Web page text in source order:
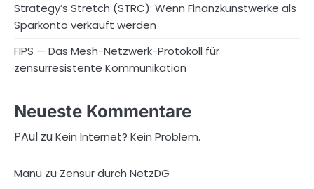
Strategy’s Stretch (STRC): Wenn Finanzkunstwerke als
Sparkonto verkauft werden
FIPS — Das Mesh-Netzwerk-Protokoll für
zensurresistente Kommunikation
Neueste Kommentare
PAul zuKein Internet? Kein Problem.
Manu zu Zensur durch NetzDG